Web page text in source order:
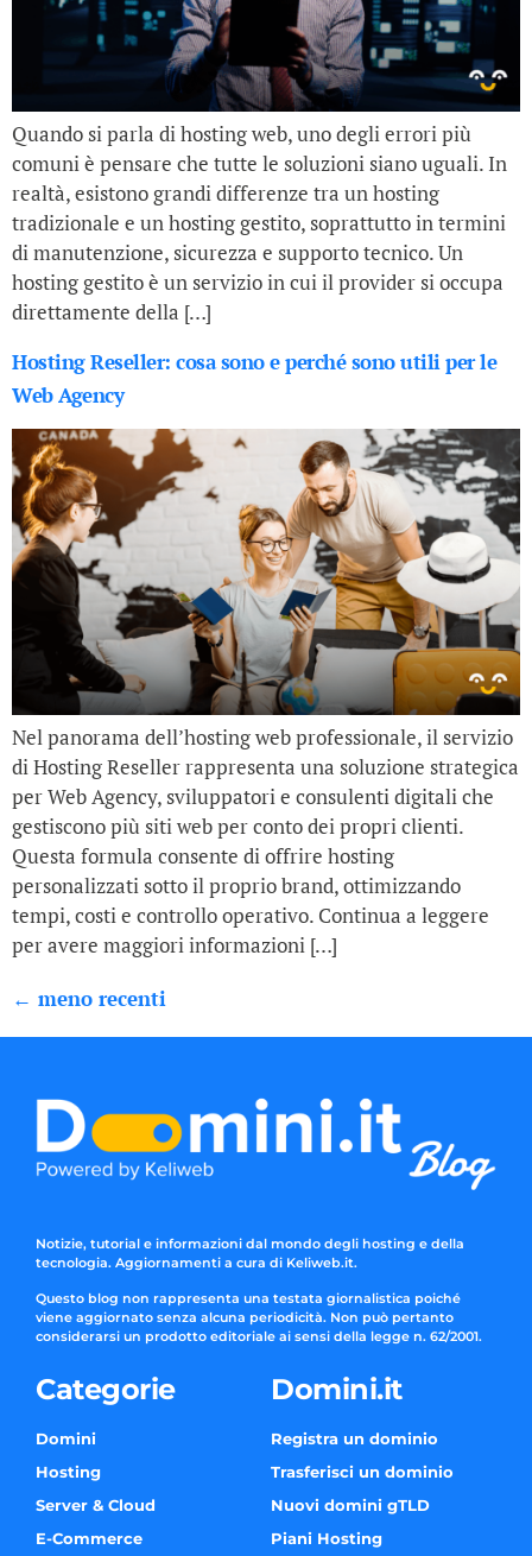
Quando si parla di hosting web, uno degli errori più
comuni è pensare che tutte le soluzioni siano uguali. In
realtà, esistono grandi differenze tra un hosting
tradizionale e un hosting gestito, soprattutto in termini
di manutenzione, sicurezza e supporto tecnico. Un
hosting gestito è un servizio in cui il provider si occupa
direttamente della […]
Hosting Reseller: cosa sono e perché sono utili per le
Web Agency
Nel panorama dell’hosting web professionale, il servizio
di Hosting Reseller rappresenta una soluzione strategica
per Web Agency, sviluppatori e consulenti digitali che
gestiscono più siti web per conto dei propri clienti.
Questa formula consente di offrire hosting
personalizzati sotto il proprio brand, ottimizzando
tempi, costi e controllo operativo. Continua a leggere
per avere maggiori informazioni […]
← meno recenti
Notizie, tutorial e informazioni dal mondo degli hosting e della
tecnologia. Aggiornamenti a cura di Keliweb.it.
Questo blog non rappresenta una testata giornalistica poiché
viene aggiornato senza alcuna periodicità. Non può pertanto
considerarsi un prodotto editoriale ai sensi della legge n. 62/2001.
Categorie
Domini
Hosting
Server & Cloud
E-Commerce
Domini.it
Registra un dominio
Trasferisci un dominio
Nuovi domini gTLD
Piani Hosting